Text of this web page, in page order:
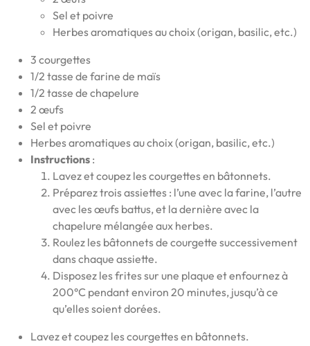
Sel et poivre
Herbes aromatiques au choix (origan, basilic, etc.)
3 courgettes
1/2 tasse de farine de maïs
1/2 tasse de chapelure
2 œufs
Sel et poivre
Herbes aromatiques au choix (origan, basilic, etc.)
Instructions :
Lavez et coupez les courgettes en bâtonnets.
Préparez trois assiettes : l’une avec la farine, l’autre
avec les œufs battus, et la dernière avec la
chapelure mélangée aux herbes.
Roulez les bâtonnets de courgette successivement
dans chaque assiette.
Disposez les frites sur une plaque et enfournez à
200°C pendant environ 20 minutes, jusqu’à ce
qu’elles soient dorées.
Lavez et coupez les courgettes en bâtonnets.